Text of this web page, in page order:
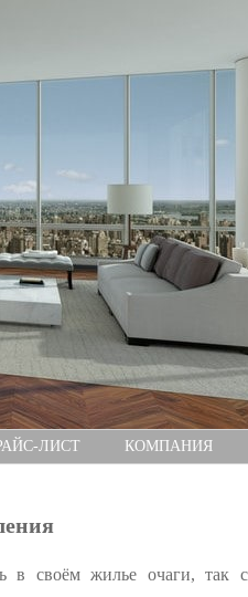
ЛИСТ КОМПАНИЯ
в своём жилье очаги, так